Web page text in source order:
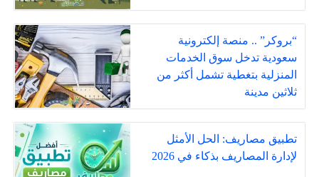
“بروكر” .. منصة إلكترونية
سعودية تدخل سوق الخدمات
المنزلية بتغطية تشمل أكثر من
ثلاثين مدينة
تطبيق مصاريف: الحل الأمثل
لإدارة المصاريف بذكاء في 2026